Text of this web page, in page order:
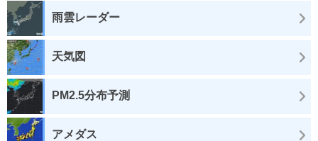
雨雲レーダー
天気図
PM2.5分布予測
アメダス